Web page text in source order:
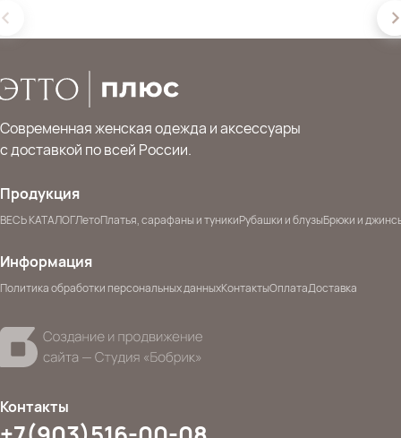
Современная женская одежда и аксессуары
с доставкой по всей России.
Продукция
ВЕСЬ КАТАЛОГЛетоПлатья, сарафаны и туникиРубашки и блузыБрюки и
Информация
Политика обработки персональных данныхКонтактыОплатаДоставка
Контакты